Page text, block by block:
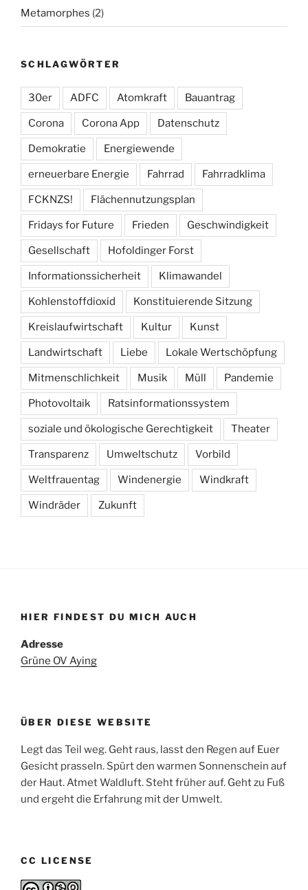
Metamorphes (2)
SCHLAGWÖRTER
30er ADFC Atomkraft Bauantrag
Corona Corona App Datenschutz
Demokratie Energiewende
erneuerbare Energie Fahrrad Fahrradklima
FCKNZS! Flächennutzungsplan
Fridays for Future Frieden Geschwindigkeit
Gesellschaft Hofoldinger Forst
Informationssicherheit Klimawandel
Kohlenstoffdioxid Konstituierende Sitzung
Kreislaufwirtschaft Kultur Kunst
Landwirtschaft Liebe Lokale Wertschöpfung
Mitmenschlichkeit Musik Müll Pandemie
Photovoltaik Ratsinformationssystem
soziale und ökologische Gerechtigkeit Theater
Transparenz Umweltschutz Vorbild
Weltfrauentag Windenergie Windkraft
Windräder Zukunft
HIER FINDEST DU MICH AUCH
Adresse
Grüne OV Aying
ÜBER DIESE WEBSITE
Legt das Teil weg. Geht raus, lasst den Regen auf Euer
Gesicht prasseln. Spürt den warmen Sonnenschein auf
der Haut. Atmet Waldluft. Steht früher auf. Geht zu Fuß
und ergeht die Erfahrung mit der Umwelt.
CC LICENSE